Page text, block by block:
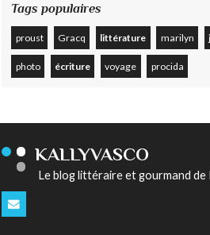
Tags populaires
proust Gracq littérature marilyn
photo écriture voyage procida
KALLYVASCO
Le blog littéraire et gourmand de